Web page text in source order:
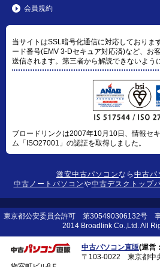
会員規約
当サイトはSSL暗号化通信に対応しておりま
ード番号(EMV 3-Dセキュア対応済)など、お
送信されます。第三者から解読できないよう
ブロードリンクは2007年10月10日、情報セ
ム「ISO27001」の認証を取得しました。
激安中古パソコンなら 中古パ
中古ノートパソコンや中古デスクトップ
東京都公安委員会許可 第305490306132号
2014 Broadlink Co.,Ltd. All
中古パソコン直販(運営
〒103-0022 東京都中